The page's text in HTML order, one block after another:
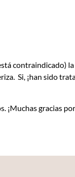
contraindicado)
Si, ¡han sido
¡Muchas gracias